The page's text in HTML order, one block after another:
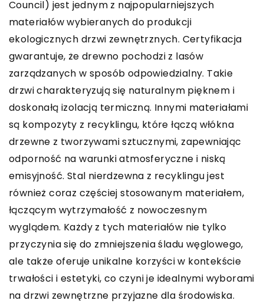
Council) jest jednym z najpopularniejszych
materiałów wybieranych do produkcji
ekologicznych drzwi zewnętrznych. Certyfikacja
gwarantuje, że drewno pochodzi z lasów
zarządzanych w sposób odpowiedzialny. Takie
drzwi charakteryzują się naturalnym pięknem i
doskonałą izolacją termiczną. Innymi materiałami
są kompozyty z recyklingu, które łączą włókna
drzewne z tworzywami sztucznymi, zapewniając
odporność na warunki atmosferyczne i niską
emisyjność. Stal nierdzewna z recyklingu jest
również coraz częściej stosowanym materiałem,
łączącym wytrzymałość z nowoczesnym
wyglądem. Każdy z tych materiałów nie tylko
przyczynia się do zmniejszenia śladu węglowego,
ale także oferuje unikalne korzyści w kontekście
trwałości i estetyki, co czyni je idealnymi wyborami
na drzwi zewnętrzne przyjazne dla środowiska.